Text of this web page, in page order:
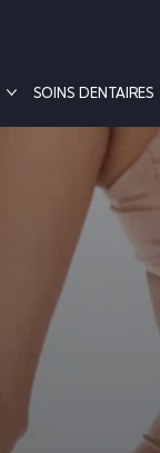
SOINS DENTAIRES